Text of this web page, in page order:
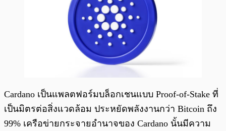
Cardano เป็นแพลตฟอร์มบล็อกเชนแบบ Proof-of-Stake ที่
เป็นมิตรต่อสิ่งแวดล้อม ประหยัดพลังงานกว่า Bitcoin ถึง
99% เครือข่ายกระจายอำนาจของ Cardano นั้นมีความ